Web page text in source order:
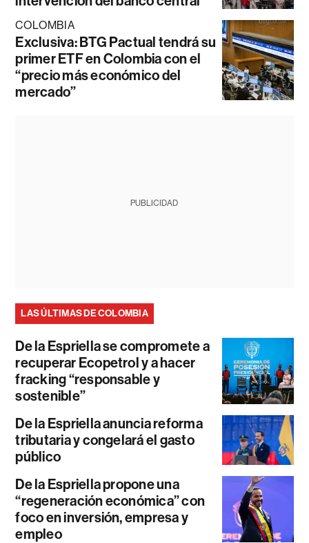
COLOMBIA
Exclusiva: BTG Pactual tendrá su
primer ETF en Colombia con el
“precio más económico del
mercado”
PUBLICIDAD
LAS ÚLTIMAS DE COLOMBIA
De la Espriella se compromete a
recuperar Ecopetrol y a hacer
fracking “responsable y
sostenible”
De la Espriella anuncia reforma
tributaria y congelará el gasto
público
De la Espriella propone una
“regeneración económica” con
foco en inversión, empresa y
empleo